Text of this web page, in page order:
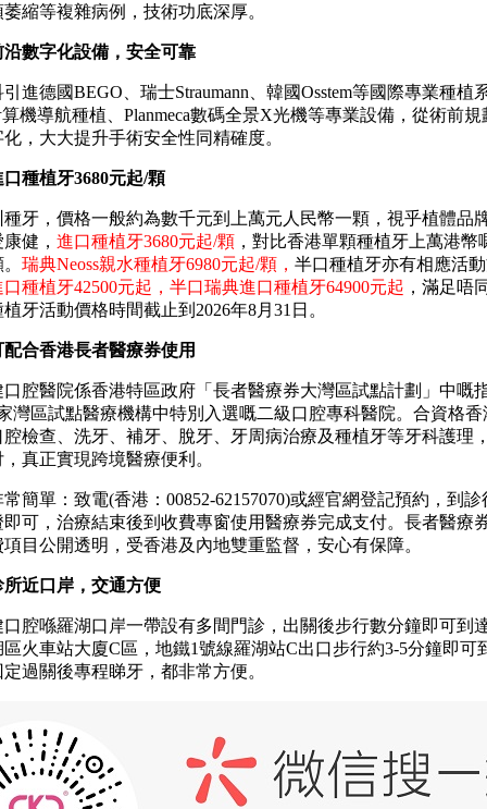
縮等複雜病例，技術功底深厚。
數字化設備，安全可靠
德國BEGO、瑞士Straumann、韓國Osstem等國際專業種植
算機導航種植、Planmeca數碼全景X光機等專業設備，從術前
，大大提升手術安全性同精確度。
種植牙3680元起/顆
，價格一般約為數千元到上萬元人民幣一顆，視乎植體品
健， 進口種植牙3680元起/顆 ，對比香港單顆種植牙上萬港幣
瑞典Neoss親水種植牙6980元起/顆， 半口種植牙亦有相應活
種植牙42500元起，半口瑞典進口種植牙64900元起 ，滿足唔
牙活動價格時間截止到2026年8月31日。
香港長者醫療券使用
醫院係香港特區政府「長者醫療券大灣區試點計劃」中嘅
灣區試點醫療機構中特別入選嘅二級口腔專科醫院。合資格
檢查、洗牙、補牙、脫牙、牙周病治療及種植牙等牙科護理
真正實現跨境醫療便利。
單：致電(香港：00852-62157070)或經官網登記預約，到診
可，治療結束後到收費專窗使用醫療券完成支付。長者醫療
目公開透明，受香港及內地雙重監督，安心有保障。
近口岸，交通方便
喺羅湖口岸一帶設有多間門診，出關後步行數分鐘即可到
火車站大廈C區，地鐵1號線羅湖站C出口步行約3-5分鐘即可
過關後專程睇牙，都非常方便。